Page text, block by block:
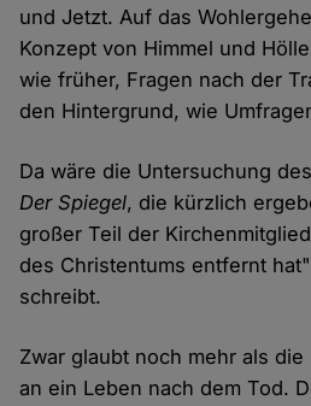
und Jetzt. Auf das
Konzept von Himmel und
wie früher, Fragen nach der
den Hintergrund, wie
Da wäre die Untersuchung
Der Spiegel, die kürzlich
großer Teil der
des Christentums entfernt
schreibt.
Zwar glaubt noch mehr als
an ein Leben nach dem Tod.